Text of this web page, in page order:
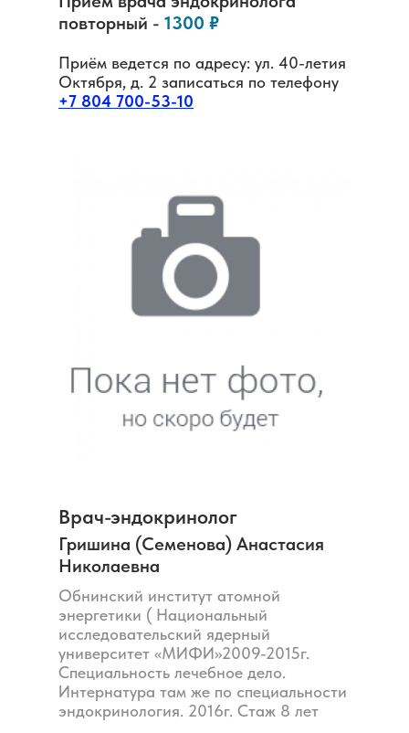
повторный - 1300 ₽
Приём ведется по адресу: ул. 40-летия
Октября, д. 2 записаться по телефону
+7 804 700-53-10
Врач-эндокринолог
Обнинский институт атомной
энергетики ( Национальный
исследовательский ядерный
университет «МИФИ»2009-2015г.
Специальность лечебное дело.
Интернатура там же по специальности
эндокринология. 2016г. Стаж 8 лет
Гришина (Семенова) Анастасия
Николаевна